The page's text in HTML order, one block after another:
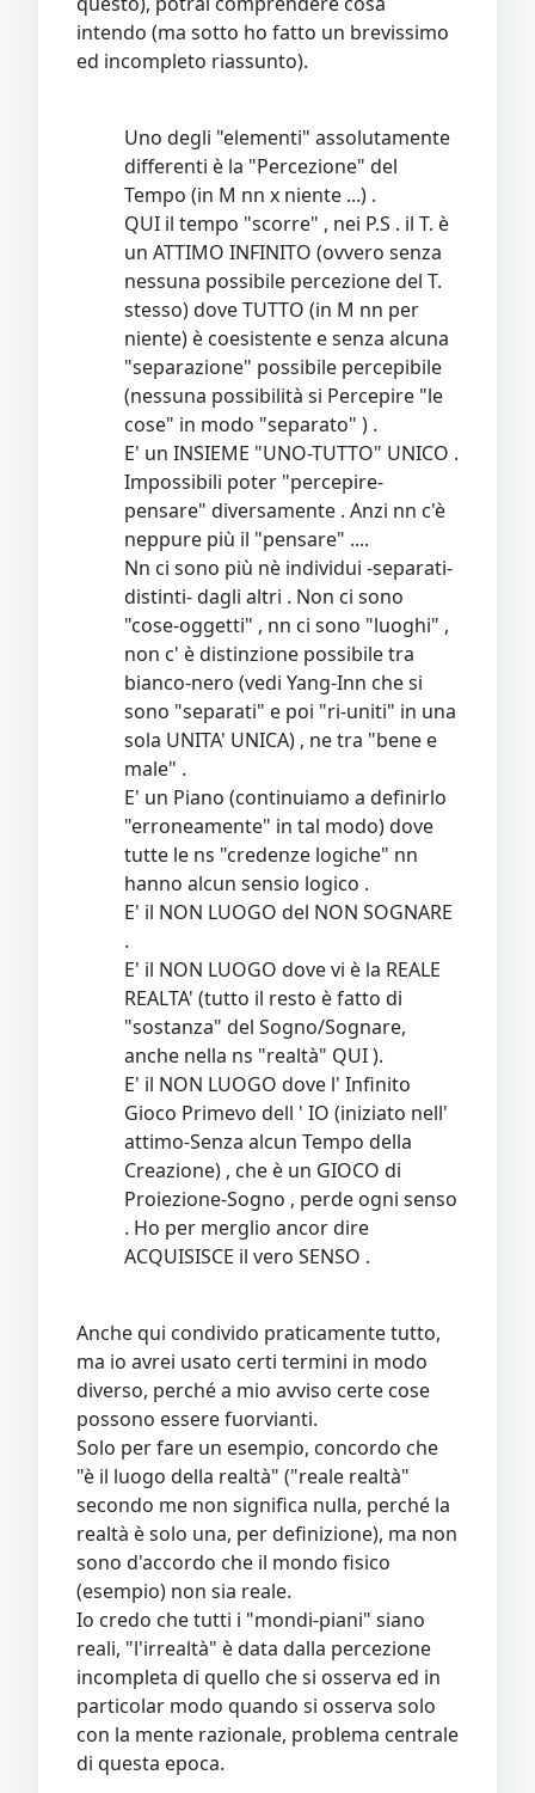
intendo (ma sotto ho fatto un brevissimo
ed incompleto riassunto).
Uno degli "elementi" assolutamente
differenti è la "Percezione" del
Tempo (in M nn x niente ...) .
QUI il tempo "scorre" , nei P.S . il T. è
un ATTIMO INFINITO (ovvero senza
nessuna possibile percezione del T.
stesso) dove TUTTO (in M nn per
niente) è coesistente e senza alcuna
"separazione" possibile percepibile
(nessuna possibilità si Percepire "le
cose" in modo "separato" ) .
E' un INSIEME "UNO-TUTTO" UNICO .
Impossibili poter "percepire-
pensare" diversamente . Anzi nn c'è
neppure più il "pensare" ....
Nn ci sono più nè individui -separati-
distinti- dagli altri . Non ci sono
"cose-oggetti" , nn ci sono "luoghi" ,
non c' è distinzione possibile tra
bianco-nero (vedi Yang-Inn che si
sono "separati" e poi "ri-uniti" in una
sola UNITA' UNICA) , ne tra "bene e
male" .
E' un Piano (continuiamo a definirlo
"erroneamente" in tal modo) dove
tutte le ns "credenze logiche" nn
hanno alcun sensio logico .
E' il NON LUOGO del NON SOGNARE
.
E' il NON LUOGO dove vi è la REALE
REALTA' (tutto il resto è fatto di
"sostanza" del Sogno/Sognare,
anche nella ns "realtà" QUI ).
E' il NON LUOGO dove l' Infinito
Gioco Primevo dell ' IO (iniziato nell'
attimo-Senza alcun Tempo della
Creazione) , che è un GIOCO di
Proiezione-Sogno , perde ogni senso
. Ho per merglio ancor dire
ACQUISISCE il vero SENSO .
Anche qui condivido praticamente tutto,
ma io avrei usato certi termini in modo
diverso, perché a mio avviso certe cose
possono essere fuorvianti.
Solo per fare un esempio, concordo che
"è il luogo della realtà" ("reale realtà"
secondo me non significa nulla, perché la
realtà è solo una, per definizione), ma non
sono d'accordo che il mondo fisico
(esempio) non sia reale.
Io credo che tutti i "mondi-piani" siano
reali, "l'irrealtà" è data dalla percezione
incompleta di quello che si osserva ed in
particolar modo quando si osserva solo
con la mente razionale, problema centrale
di questa epoca.